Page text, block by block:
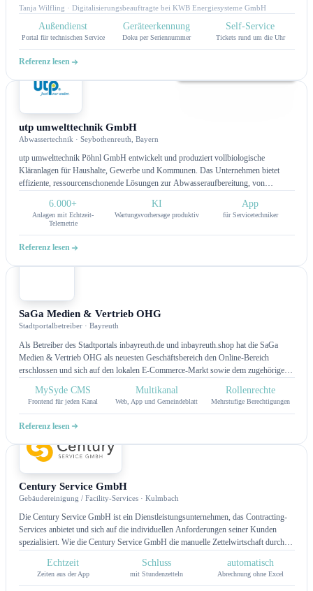
Lösung zu bauen, die nicht nur gut aussieht, sondern täglich funktioniert.
Tanja Wilfling · Digitalisierungsbeauftragte bei KWB Energiesysteme GmbH
Außendienst
Portal für technischen Service
Geräteerkennung
Doku per Seriennummer
Self-Service
Tickets rund um die Uhr
Referenz lesen
Kundenportal
utp umwelttechnik GmbH
Abwassertechnik · Seybothenreuth, Bayern
utp umwelttechnik Pöhnl GmbH entwickelt und produziert vollbiologische
Kläranlagen für Haushalte, Gewerbe und Kommunen. Das Unternehmen bietet
effiziente, ressourcenschonende Lösungen zur Abwasseraufbereitung, von
Mit innovativer Technologie und einfacher Wartung setzt utp auf Nachhaltigkeit und
zuverlässige Wasseraufbereitung.
6.000+
Anlagen mit Echtzeit-
Telemetrie
KI
Wartungsvorhersage produktiv
App
für Servicetechniker
Referenz lesen
SaGa Medien & Vertrieb OHG
Stadtportalbetreiber · Bayreuth
Als Betreiber des Stadtportals inbayreuth.de und inbayreuth.shop hat die SaGa
Medien & Vertrieb OHG als neuesten Geschäftsbereich den Online-Bereich
erschlossen und sich auf den lokalen E-Commerce-Markt sowie dem zugehörigen
Einführung der Bürgerportal-Webseite haben wir die Plattform nun als mobile App
für iOS und Android weiterentwickelt. Städte und Gemeinden können damit ihre
Bürgerkommunikation noch direkter und einfacher gestalten.
MySyde CMS
Frontend für jeden Kanal
Multikanal
Web, App und Gemeindeblatt
Rollenrechte
Mehrstufige Berechtigungen
Referenz lesen
Flow
Century Service GmbH
Gebäudereinigung / Facility-Services · Kulmbach
Die Century Service GmbH ist ein Dienstleistungsunternehmen, das Contracting-
Services anbietet und sich auf die individuellen Anforderungen seiner Kunden
spezialisiert. Wie die Century Service GmbH die manuelle Zettelwirtschaft durch
Kontingente überwacht und die Minijob-Abrechnung voll automatisiert.
Echtzeit
Zeiten aus der App
Schluss
mit Stundenzetteln
automatisch
Abrechnung ohne Excel